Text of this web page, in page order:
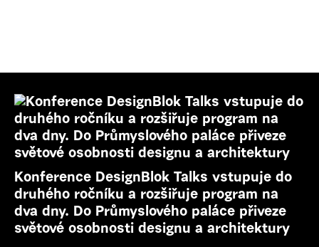
Konference DesignBlok Talks vstupuje do
druhého ročníku a rozšiřuje program na
dva dny. Do Průmyslového paláce přiveze
světové osobnosti designu a architektury